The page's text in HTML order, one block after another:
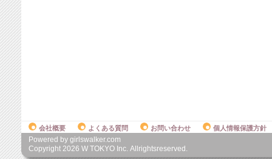
会社概要 よくある質問 お問い合わせ 個人情報保護方針
Powered by girlswalker.com
Copyright 2026 W TOKYO Inc. Allrightsreserved.